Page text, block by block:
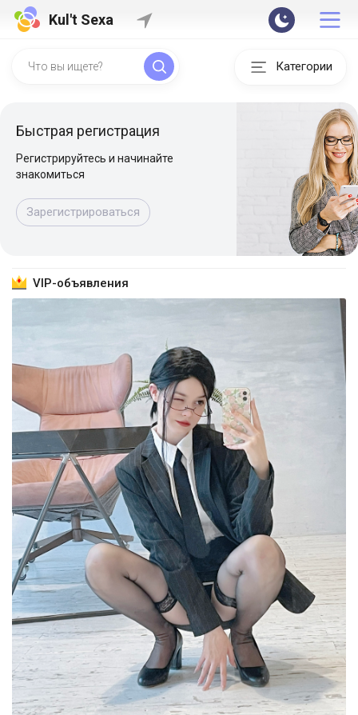
Kul't Sexa
Категории
Быстрая регистрация
Регистрируйтесь и начинайте
знакомиться
Зарегистрироваться
VIP-объявления